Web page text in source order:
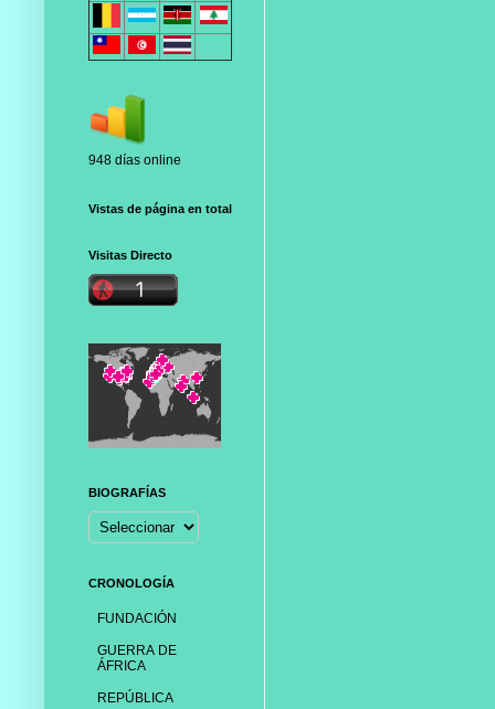
948 días online
Vistas de página en total
Visitas Directo
BIOGRAFÍAS
CRONOLOGÍA
FUNDACIÓN
GUERRA DE
ÁFRICA
REPÚBLICA